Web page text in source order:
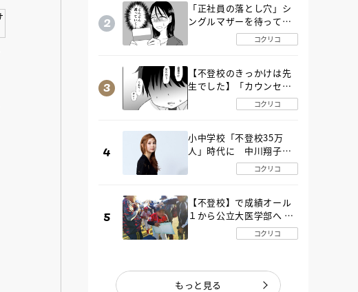
「正社員の落とし穴」シ
ングルマザーを待ってい
た“魔の２年間”【後編】
コクリコ
【不登校のきっかけは先
生でした】「カウンセリ
ングの時間」生徒の情報
をバラしたのは…《第２
コクリコ
小中学校「不登校35万
人」時代に 中川翔子さ
んが審査委員長「不登校
生動画甲子園 2026」が開
コクリコ
【不登校】で成績オール
１から公立大医学部へ 中
２で起立性調節障害「治
るまで３年」の診断 その
コクリコ
もっと見る